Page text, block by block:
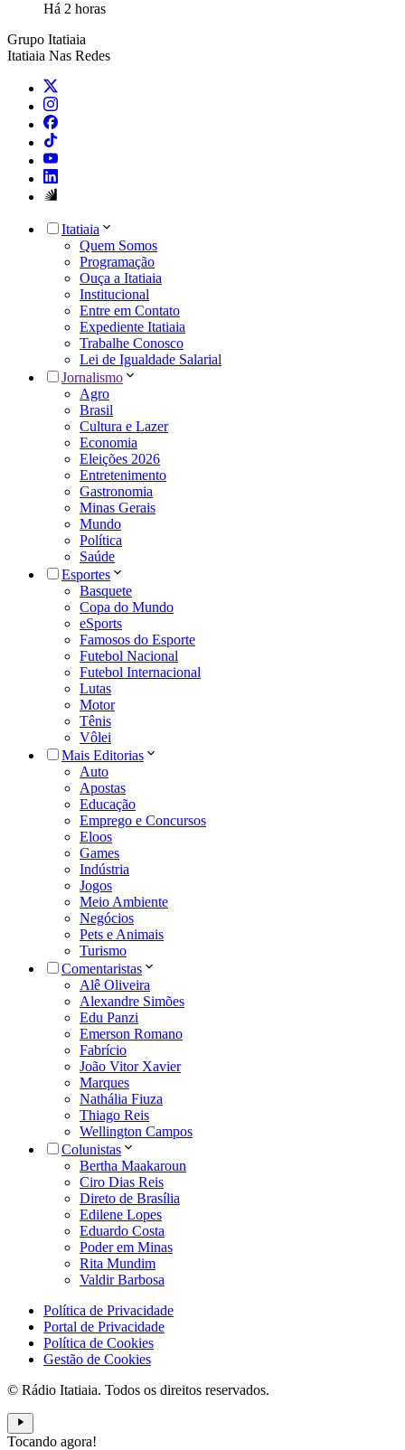
Há 2 horas
Grupo Itatiaia
Itatiaia Nas Redes
Itatiaia
Quem Somos
Programação
Ouça a Itatiaia
Institucional
Entre em Contato
Expediente Itatiaia
Trabalhe Conosco
Lei de Igualdade Salarial
Jornalismo
Agro
Brasil
Cultura e Lazer
Economia
Eleições 2026
Entretenimento
Gastronomia
Minas Gerais
Mundo
Política
Saúde
Esportes
Basquete
Copa do Mundo
eSports
Famosos do Esporte
Futebol Nacional
Futebol Internacional
Lutas
Motor
Tênis
Vôlei
Mais Editorias
Auto
Apostas
Educação
Emprego e Concursos
Eloos
Games
Indústria
Jogos
Meio Ambiente
Negócios
Pets e Animais
Turismo
Comentaristas
Alê Oliveira
Alexandre Simões
Edu Panzi
Emerson Romano
Fabrício
João Vitor Xavier
Marques
Nathália Fiuza
Thiago Reis
Wellington Campos
Colunistas
Bertha Maakaroun
Ciro Dias Reis
Direto de Brasília
Edilene Lopes
Eduardo Costa
Poder em Minas
Rita Mundim
Valdir Barbosa
Política de Privacidade
Portal de Privacidade
Política de Cookies
Gestão de Cookies
© Rádio Itatiaia. Todos os direitos reservados.
Tocando agora!